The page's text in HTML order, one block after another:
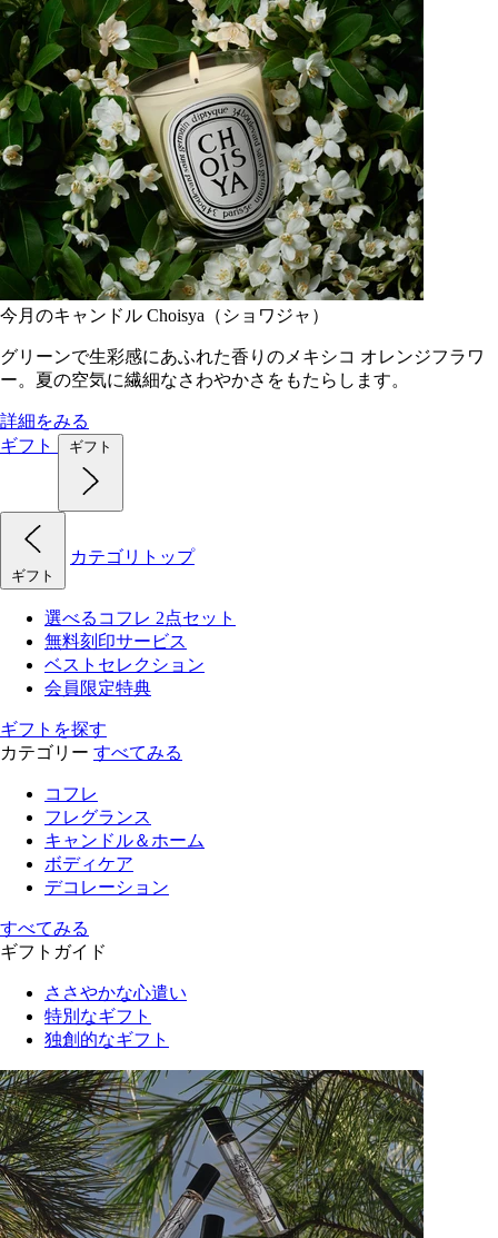
今月のキャンドル Choisya（ショワジャ）
グリーンで生彩感にあふれた香りのメキシコ オレンジフラワ
ー。夏の空気に繊細なさわやかさをもたらします。
詳細をみる
ギフト
ギフト
ギフト
カテゴリトップ
選べるコフレ 2点セット
無料刻印サービス
ベストセレクション
会員限定特典
ギフトを探す
カテゴリー すべてみる
コフレ
フレグランス
キャンドル＆ホーム
ボディケア
デコレーション
すべてみる
ギフトガイド
ささやかな心遣い
特別なギフト
独創的なギフト